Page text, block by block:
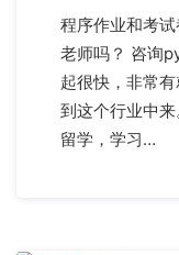
程序作业和考
老师吗？ 咨询
起很快，非常
到这个行业中
留学，学习…